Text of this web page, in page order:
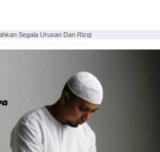
Segala Urusan Dan Rizqi